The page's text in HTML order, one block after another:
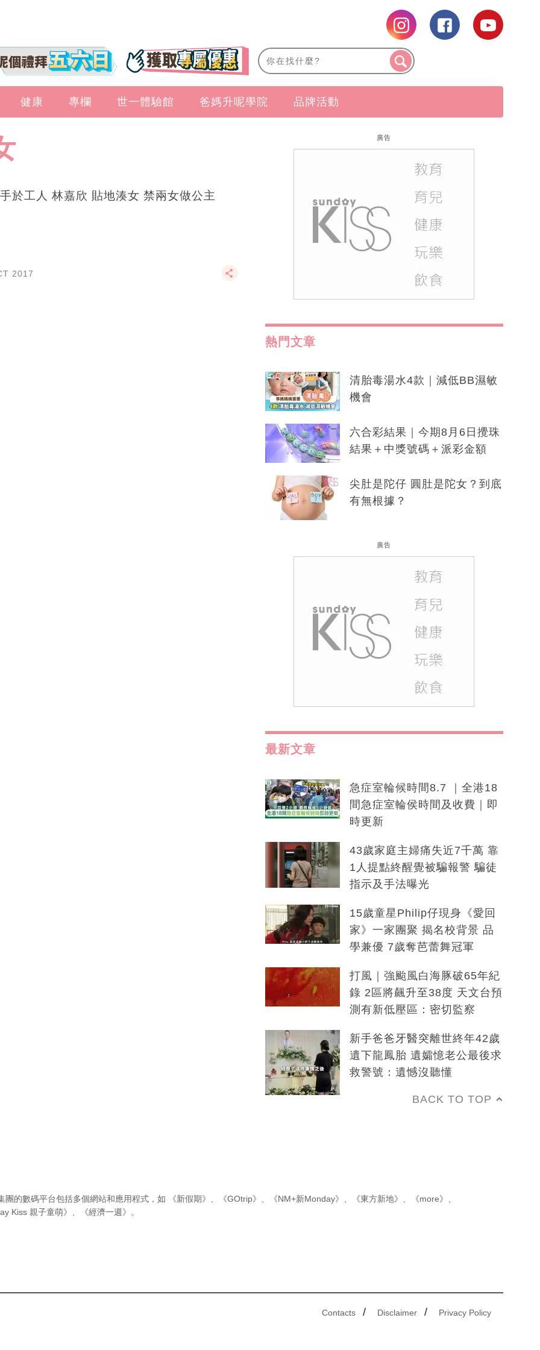
健康 專欄 世一體驗館 爸媽升呢學院 品牌活動
於工人 林嘉欣 貼地湊女 禁兩女做公主
2017
廣告
熱門文章
清胎毒湯水4款｜減低BB濕敏
機會
六合彩結果｜今期8月6日攪珠
結果＋中獎號碼＋派彩金額
尖肚是陀仔 圓肚是陀女？到底
有無根據？
廣告
最新文章
急症室輪候時間8.7 ｜全港18
間急症室輪侯時間及收費｜即
時更新
43歲家庭主婦痛失近7千萬 靠
1人提點終醒覺被騙報警 騙徒
指示及手法曝光
15歲童星Philip仔現身《愛回
家》一家團聚 揭名校背景 品
學兼優 7歲奪芭蕾舞冠軍
打風｜強颱風白海豚破65年紀
錄 2區將飆升至38度 天文台預
測有新低壓區：密切監察
新手爸爸牙醫突離世終年42歲
遺下龍鳳胎 遺孀憶老公最後求
救警號：遺憾沒聽懂
BACK TO TOP
團的數碼平台包括多個網站和應用程式，如 《新假期》 《GOtrip》 《NM+新Monday》 《東方新地》 《more》
Kiss 親子童萌》
《經濟一週》 。
Contacts / Disclaimer / Privacy Policy